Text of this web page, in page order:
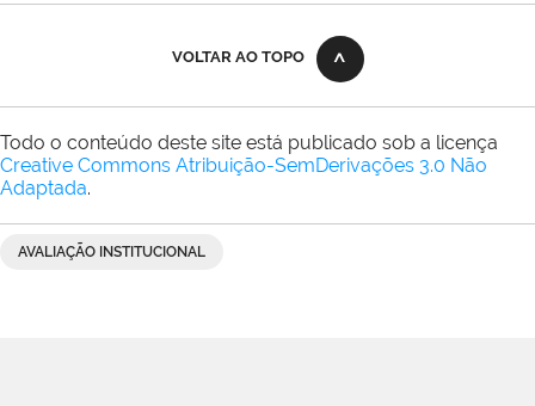
VOLTAR AO TOPO
Todo o conteúdo deste site está publicado sob a licença
Creative Commons Atribuição-SemDerivações 3.0 Não
Adaptada.
AVALIAÇÃO INSTITUCIONAL